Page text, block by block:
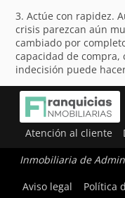
3. Actúe con rapidez.
crisis parezcan aún
cambiado por
capacidad de compra,
indecisión puede
Atención al cliente
Inmobiliaria de
Aviso legal
Política
Utilizamos cookies